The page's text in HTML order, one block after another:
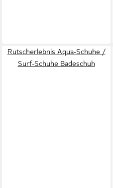
Rutscherlebnis Aqua-Schuhe /
Surf-Schuhe Badeschuh